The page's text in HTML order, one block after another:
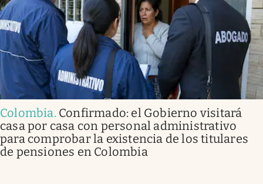
Colombia. Confirmado: el Gobierno visitará
casa por casa con personal administrativo
para comprobar la existencia de los titulares
de pensiones en Colombia